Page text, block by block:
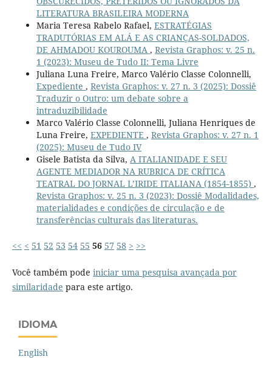
LITERATURA BRASILEIRA MODERNA
Maria Teresa Rabelo Rafael, ESTRATÉGIAS
TRADUTÓRIAS EM ALÁ E AS CRIANÇAS-SOLDADOS,
DE AHMADOU KOUROUMA , Revista Graphos: v. 25 n.
1 (2023): Museu de Tudo II: Tema Livre
Juliana Luna Freire, Marco Valério Classe Colonnelli,
Expediente , Revista Graphos: v. 27 n. 3 (2025): Dossiê
Traduzir o Outro: um debate sobre a
intraduzibilidade
Marco Valério Classe Colonnelli, Juliana Henriques de
Luna Freire, EXPEDIENTE , Revista Graphos: v. 27 n. 1
(2025): Museu de Tudo IV
Gisele Batista da Silva, A ITALIANIDADE E SEU
AGENTE MEDIADOR NA RUBRICA DE CRÍTICA
TEATRAL DO JORNAL L’IRIDE ITALIANA (1854-1855) ,
Revista Graphos: v. 25 n. 3 (2023): Dossiê Modalidades,
materialidades e condições de circulação e de
transferências culturais das literaturas.
<< < 51 52 53 54 55 56 57 58 > >>
Você também pode iniciar uma pesquisa avançada por
similaridade para este artigo.
IDIOMA
English